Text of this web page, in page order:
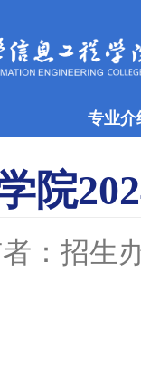
专业介
院
：招生